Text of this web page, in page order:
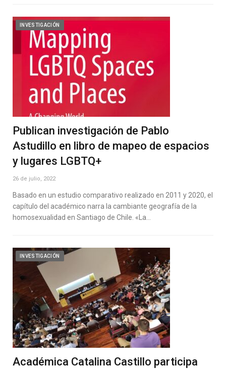
INVESTIGACIÓN
Publican investigación de Pablo
Astudillo en libro de mapeo de espacios
y lugares LGBTQ+
26 de julio, 2022
Basado en un estudio comparativo realizado en 2011 y 2020, el
capítulo del académico narra la cambiante geografía de la
homosexualidad en Santiago de Chile. «La…
INVESTIGACIÓN
Académica Catalina Castillo participa